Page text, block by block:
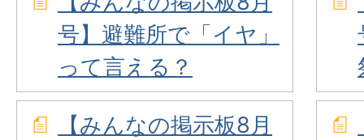
号】避難所で「イヤ」
って言える？
【みんなの掲示板8月